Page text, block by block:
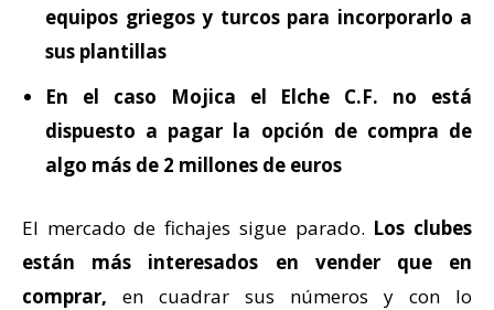
equipos griegos y turcos para incorporarlo a
sus plantillas
En el caso Mojica el Elche C.F. no está
dispuesto a pagar la opción de compra de
algo más de 2 millones de euros
El mercado de fichajes sigue parado. Los clubes
están más interesados en vender que en
comprar, en cuadrar sus números y con lo